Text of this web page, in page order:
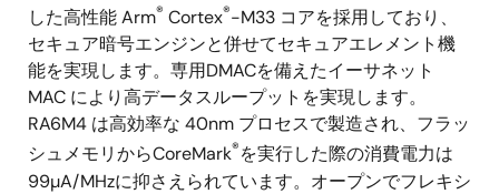
した高性能 Arm® Cortex®-M33 コアを採用しており、
セキュア暗号エンジンと併せてセキュアエレメント機
能を実現します。専用DMACを備えたイーサネット
MAC により高データスループットを実現します。
RA6M4 は高効率な 40nm プロセスで製造され、フラッ
シュメモリからCoreMark®を実行した際の消費電力は
99µA/MHzに抑さえられています。オープンでフレキシ